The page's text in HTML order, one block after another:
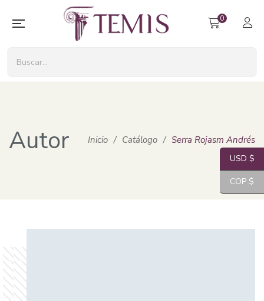
0
Autor Inicio / Catálogo / Serra Rojasm Andrés
USD $
COP $